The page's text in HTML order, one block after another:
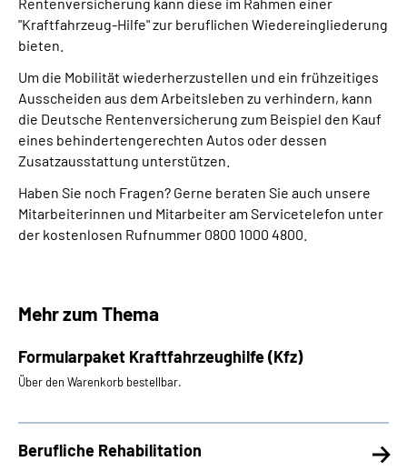
Language
Inhalte in Gebärdensprache (DGS)
"Kraftfahrzeug-Hilfe" zur beruflichen Wiedereingliederung
bieten.
Um die Mobilität wiederherzustellen und ein frühzeitiges
Ausscheiden aus dem Arbeitsleben zu verhindern, kann
die Deutsche Rentenversicherung zum Beispiel den Kauf
eines behindertengerechten Autos oder dessen
Zusatzausstattung unterstützen.
Haben Sie noch Fragen? Gerne beraten Sie auch unsere
Mitarbeiterinnen und Mitarbeiter am Servicetelefon unter
der kostenlosen Rufnummer 0800 1000 4800.
Mehr zum Thema
Formularpaket Kraftfahrzeughilfe (Kfz)
Über den Warenkorb bestellbar.
Berufliche Rehabilitation